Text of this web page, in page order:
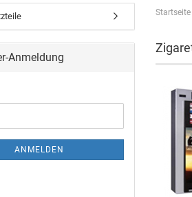
Startseite
Anmeldung
ANMELDEN